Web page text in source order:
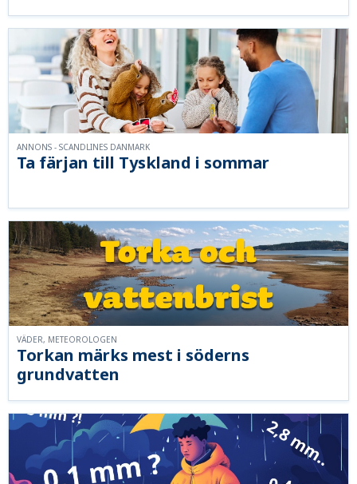
Ta färjan till Tyskland i sommar
ANNONS - SCANDLINES DANMARK
Torkan märks mest i söderns
grundvatten
VÄDER, METEOROLOGEN